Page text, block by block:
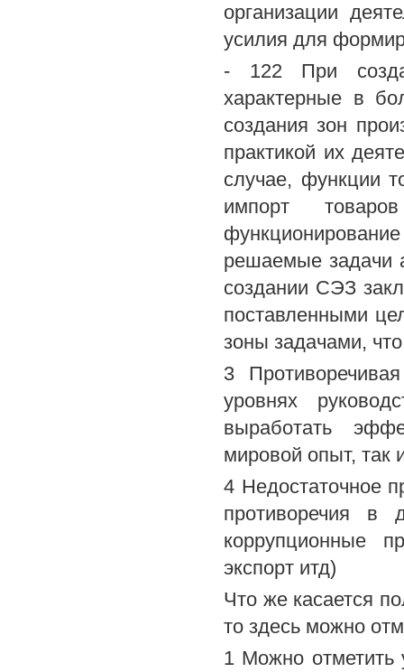
организации
усилия для
- 122 При
характерные в
создания зон
практикой их
случае, функции
импорт
решаемые задачи
создании СЭЗ
поставленными
зоны задачами,
3
уровнях
выработать
мировой опыт, так
4 Недостаточное
противоречия в
коррупционные
экспорт итд)
Что же касается
то здесь можно
1 Можно отметить